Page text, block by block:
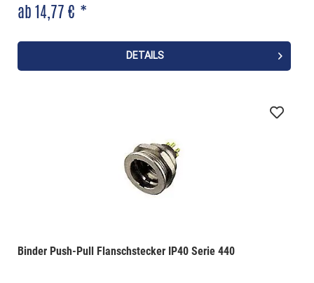
ab 14,77 € *
DETAILS
Binder Push-Pull Flanschstecker IP40 Serie 440